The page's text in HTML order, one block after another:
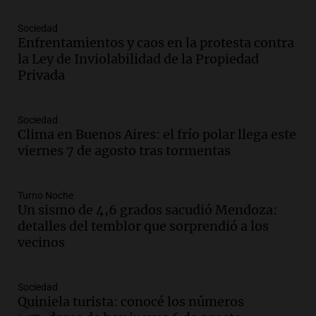
sea, va a ser lindo”
La Cadena del Gol
Episodios
Audio.
mano es muy peligroso”
La Argentina, hoy
Episodios
sobre los parques educativos
Amamos Argentina
Episodios
Audio.
durante la primavera
Informados al regreso
Sociedad
Enfrentamientos y caos en la protesta contra
la Ley de Inviolabilidad de la Propiedad
Privada
Sociedad
Clima en Buenos Aires: el frío polar llega este
viernes 7 de agosto tras tormentas
Turno Noche
Un sismo de 4,6 grados sacudió Mendoza:
detalles del temblor que sorprendió a los
vecinos
Sociedad
Quiniela turista: conocé los números